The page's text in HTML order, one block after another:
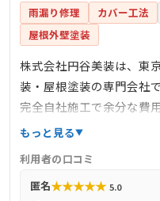
雨漏り修理 カバー工法
屋根外壁塗装
株式会社円谷美装は、東
装・屋根塗装の専門会社
完全自社施工で余分な費
を提供します。主な業務
手掛けています。施工事
せんが、施工品質の高さ
もっと見る
利用者の口コミ
匿名★★★★★ 5.0